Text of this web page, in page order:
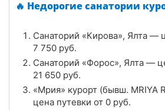
Цена в сутки 6 500 руб.
Рейтинг 4.3
Отзывы 3 отзывов
Санаторий «Кирова», Ялта
🔥 Недорогие санатории
Санаторий «Кирова», Ялта —
7 750 руб.
Санаторий «Форос», Ялта —
21 650 руб.
«Мрия» курорт (бывш. MRIYA
цена путевки от 0 руб.